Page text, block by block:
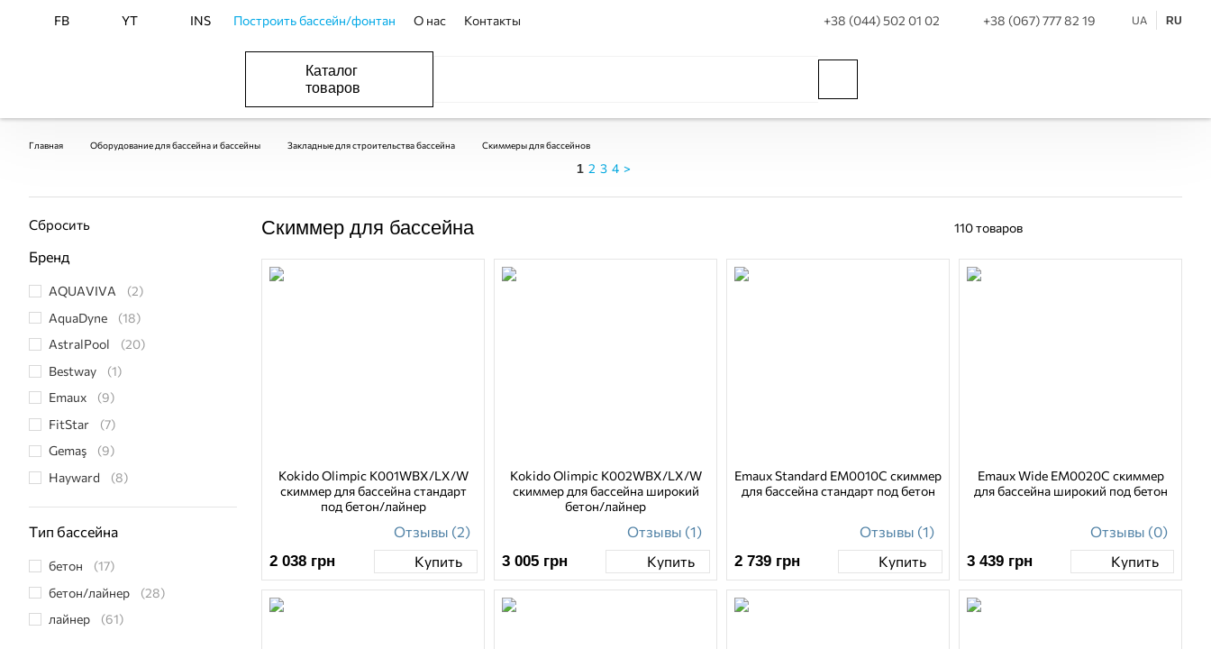
FB YT INS Построить бассейн/фонтан О нас Контакты +38 (044) 502 01 02 +38 (067) 777 82 19 UA RU
Каталог
товаров
Главная Оборудование для бассейна и бассейны Закладные для строительства бассейна Скиммеры для бассейнов
1 2 3 4 >
Сбросить
Бренд
AQUAVIVA
(2)
AquaDyne
(18)
AstralPool
(20)
Bestway
(1)
Emaux
(9)
FitStar
(7)
Gemaş
(9)
Hayward
(8)
Intex
(1)
Kokido
(2)
Kripsol
(8)
MTS Produkte
Тип бассейна
бетон
(17)
бетон/лайнер
(28)
лайнер
(61)
Скиммер для бассейна 110товаров
Kokido Olimpiс K001WBX/LX/W
скиммер для бассейна стандарт
под бетон/лайнер
Отзывы (2)
2 038 грн Купить
Kokido Olimpic K002WBX/LX/W
скиммер для бассейна широкий
бетон/лайнер
Отзывы (1)
3 005 грн Купить
Emaux Standard EM0010С скиммер
для бассейна стандарт под бетон
Отзывы (1)
2 739 грн Купить
Emaux Wide EM0020C cкиммер
для бассейна широкий под бетон
Отзывы (0)
3 439 грн Купить